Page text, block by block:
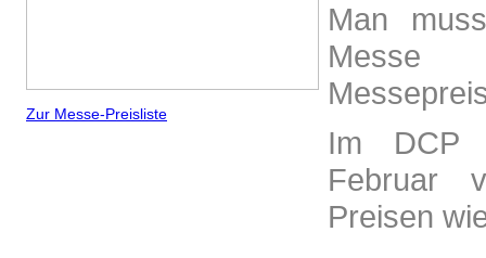
Zur Messe-Preisliste
Man
Im DCP
Februar
Preisen